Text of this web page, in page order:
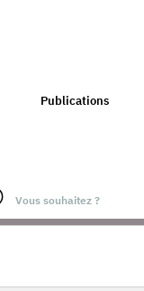
Publications